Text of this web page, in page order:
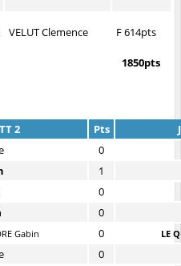
VELUT Clemence F 614pts
1850pts
2
Pts
0
1
0
0
Gabin 0 LE
0